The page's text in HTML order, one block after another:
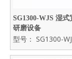
SG1300-WJS 湿式
研磨设备
型号： SG1300-